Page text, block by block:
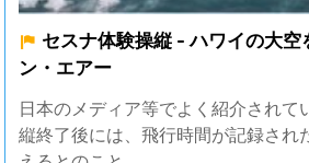
セスナ体験操縦 - ハワイの大
ン・エアー
日本のメディア等でよく紹介されて
縦終了後には、飛行時間が記録され